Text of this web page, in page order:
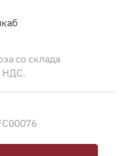
со склада
НДС.